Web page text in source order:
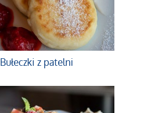
Bułeczki z patelni